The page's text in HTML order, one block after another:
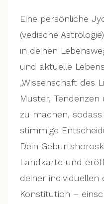
Eine persönliche
(vedische
in deinen
und aktuelle
„Wissenschaft des
Muster,
zu machen,
stimmige
Dein
Landkarte und
deiner individuellen
Konstitution –